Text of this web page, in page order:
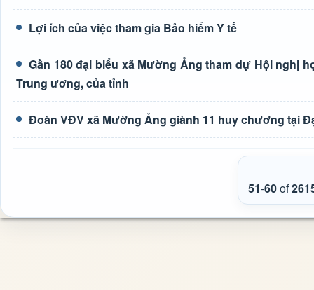
Lợi ích của việc tham gia Bảo hiểm Y tế
Gần 180 đại biểu xã Mường Ảng tham dự Hội nghị
Trung ương, của tỉnh
Đoàn VĐV xã Mường Ảng giành 11 huy chương tại
51-60of